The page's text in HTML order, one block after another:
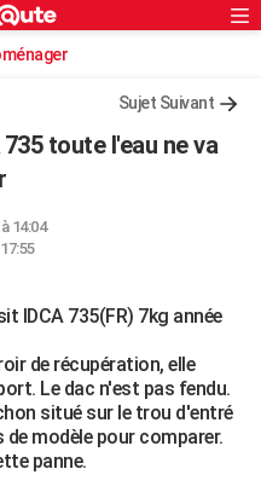
Sujet Suivant
toute l'eau ne va
14:04
IDCA 735(FR) 7kg année
de récupération, elle
Le dac n'est pas fendu.
situé sur le trou d'entré
modèle pour comparer.
panne.